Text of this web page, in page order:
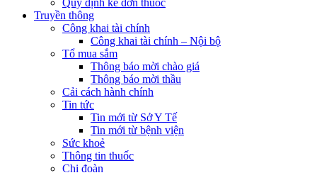
Truyền thông
Công khai tài chính
Công khai tài chính – Nội bộ
Tổ mua sắm
Thông báo mời chào giá
Thông báo mời thầu
Cải cách hành chính
Tin tức
Tin mới từ Sở Y Tế
Tin mới từ bệnh viện
Sức khoẻ
Thông tin thuốc
Chi đoàn